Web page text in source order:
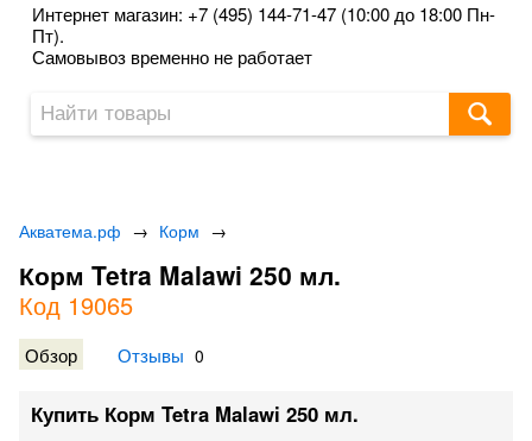
Интернет магазин: +7 (495) 144-71-47 (10:00 до 18:00 Пн-
Пт).
Самовывоз временно не работает
Акватема.рф → Корм →
Корм Tetra Malawi 250 мл.
Код 19065
Обзор Отзывы 0
Купить Корм Tetra Malawi 250 мл.